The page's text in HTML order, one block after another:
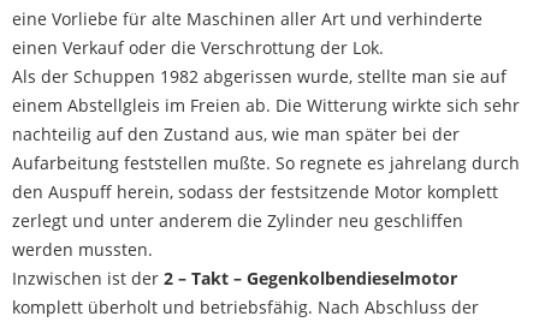
eine Vorliebe für alte Maschinen aller Art und verhinderte
einen Verkauf oder die Verschrottung der Lok.
Als der Schuppen 1982 abgerissen wurde, stellte man sie auf
einem Abstellgleis im Freien ab. Die Witterung wirkte sich sehr
nachteilig auf den Zustand aus, wie man später bei der
Aufarbeitung feststellen mußte. So regnete es jahrelang durch
den Auspuff herein, sodass der festsitzende Motor komplett
zerlegt und unter anderem die Zylinder neu geschliffen
werden mussten.
Inzwischen ist der 2 – Takt – Gegenkolbendieselmotor
komplett überholt und betriebsfähig. Nach Abschluss der